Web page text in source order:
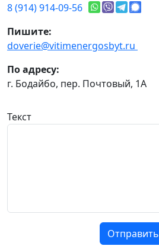
8 (914) 914-09-56
Пишите:
doverie@vitimenergosbyt.ru
По адресу:
г. Бодайбо, пер. Почтовый, 1А
Текст
Отправить